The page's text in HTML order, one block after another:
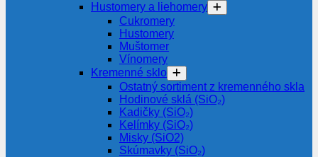
Hustomery a liehomery
Cukromery
Hustomery
Muštomer
Vínomery
Kremenné sklo
Ostatný sortiment z kremenného skla
Hodinové sklá (SiO₂)
Kadičky (SiO₂)
Kelímky (SiO₂)
Misky (SiO2)
Skúmavky (SiO₂)